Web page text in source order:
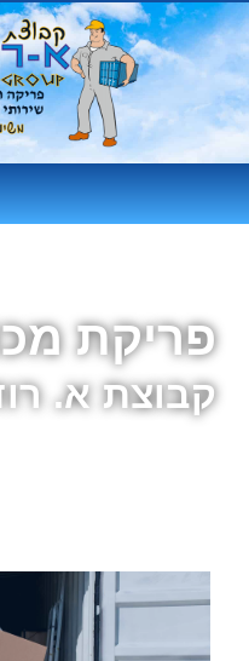
פריקת
קבוצת א.